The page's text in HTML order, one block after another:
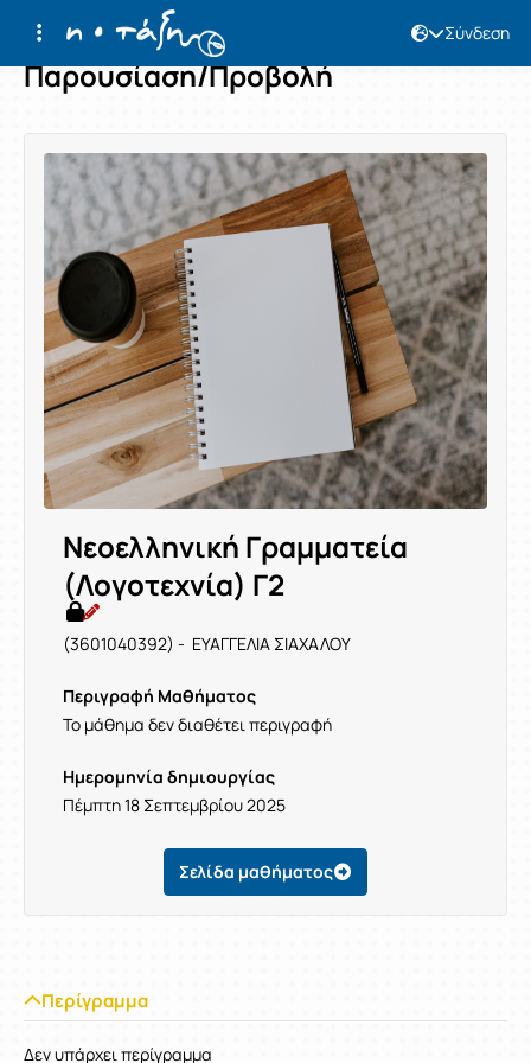
Σύνδεση
Παρουσίαση/Προβολή
Νεοελληνική Γραμματεία
(Λογοτεχνία) Γ2
(3601040392) - ΕΥΑΓΓΕΛΙΑ ΣΙΑΧΑΛΟΥ
Περιγραφή Μαθήματος
Το μάθημα δεν διαθέτει περιγραφή
Ημερομηνία δημιουργίας
Πέμπτη 18 Σεπτεμβρίου 2025
Σελίδα μαθήματος
Περίγραμμα
Δεν υπάρχει περίγραμμα